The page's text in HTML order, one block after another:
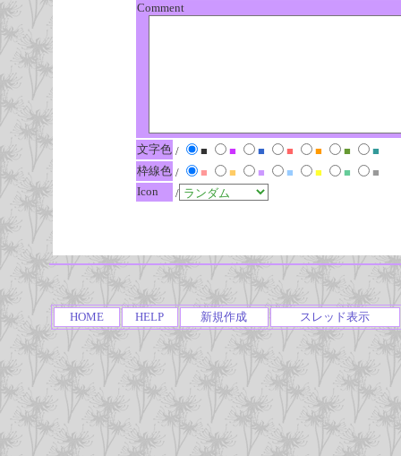
Comment
文字色 / ■ ■ ■ ■ ■ ■
■
枠線色 / ■ ■ ■ ■ ■ ■
■
Icon
/
HOME HELP 新規作成 スレッド表示